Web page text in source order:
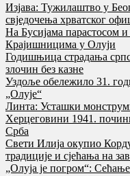
Изјава: Тужилаштво у
свједочења хрватског
На Бусијама парастосом
Крајишницима у Олуји
Годишњица страдања
злочин без казне
Уздоље обележило 31.
„Олује“
Линта: Усташки
Херцеговини 1941.
Срба
Свети Илија окупио
традиције и сјећања на
„Олуја је погром“: